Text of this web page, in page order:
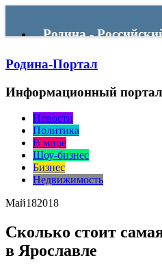
Родина -
портал
Родина-Портал
Информационный
Новости
Политика
В мире
Шоу-бизнес
Бизнес
Недвижимость
Май182018
Сколько стоит
в Ярославле